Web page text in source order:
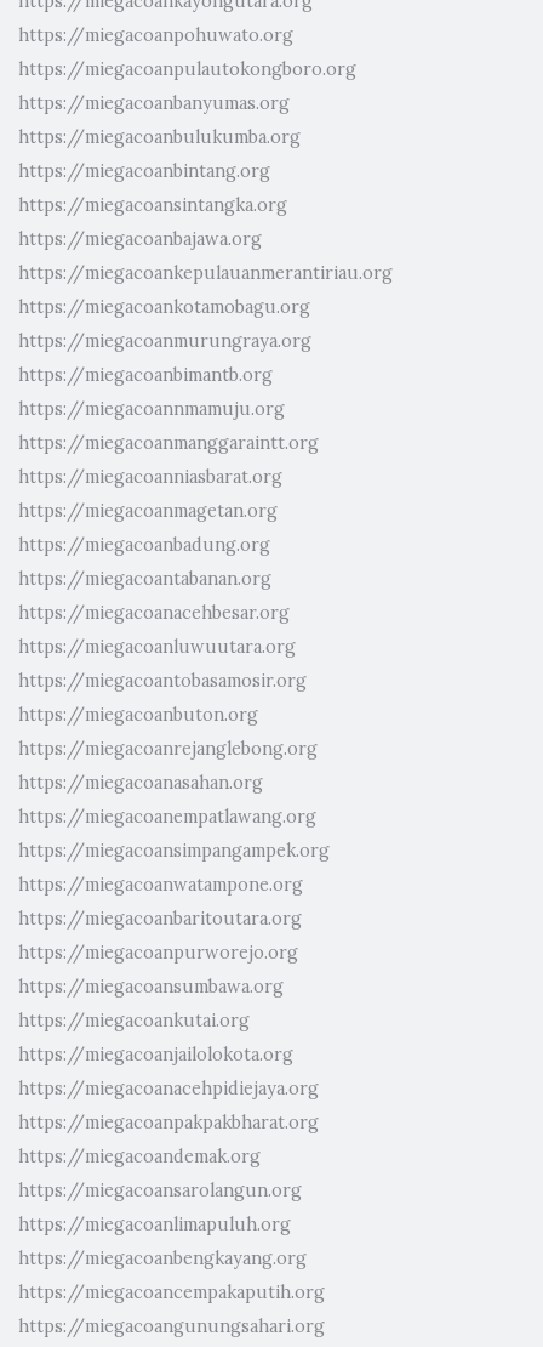
https://miegacoanpohuwato.org
https://miegacoanpulautokongboro.org
https://miegacoanbanyumas.org
https://miegacoanbulukumba.org
https://miegacoanbintang.org
https://miegacoansintangka.org
https://miegacoanbajawa.org
https://miegacoankepulauanmerantiriau.org
https://miegacoankotamobagu.org
https://miegacoanmurungraya.org
https://miegacoanbimantb.org
https://miegacoannmamuju.org
https://miegacoanmanggaraintt.org
https://miegacoanniasbarat.org
https://miegacoanmagetan.org
https://miegacoanbadung.org
https://miegacoantabanan.org
https://miegacoanacehbesar.org
https://miegacoanluwuutara.org
https://miegacoantobasamosir.org
https://miegacoanbuton.org
https://miegacoanrejanglebong.org
https://miegacoanasahan.org
https://miegacoanempatlawang.org
https://miegacoansimpangampek.org
https://miegacoanwatampone.org
https://miegacoanbaritoutara.org
https://miegacoanpurworejo.org
https://miegacoansumbawa.org
https://miegacoankutai.org
https://miegacoanjailolokota.org
https://miegacoanacehpidiejaya.org
https://miegacoanpakpakbharat.org
https://miegacoandemak.org
https://miegacoansarolangun.org
https://miegacoanlimapuluh.org
https://miegacoanbengkayang.org
https://miegacoancempakaputih.org
https://miegacoangunungsahari.org